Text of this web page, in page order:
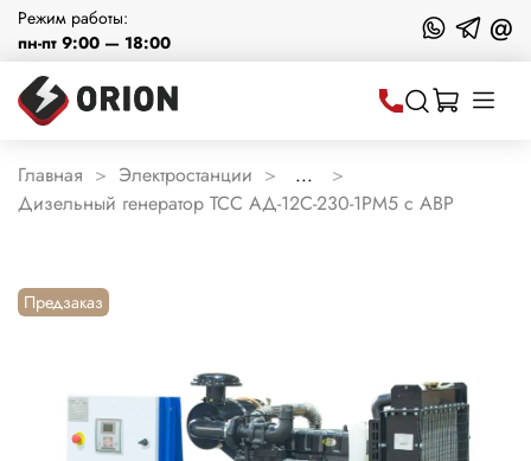
Режим работы:
пн-пт 9:00 — 18:00
@
Главная Электростанции
...
Дизельный генератор ТСС АД-12С-230-1РМ5 с АВР
Предзаказ